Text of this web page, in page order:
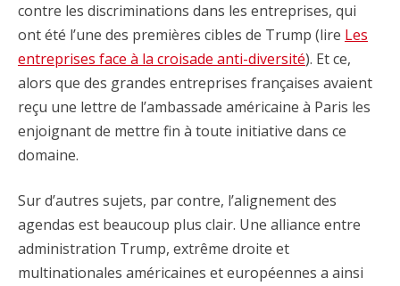
contre les discriminations dans les entreprises, qui
ont été l’une des premières cibles de Trump (lire Les
entreprises face à la croisade anti-diversité). Et ce,
alors que des grandes entreprises françaises avaient
reçu une lettre de l’ambassade américaine à Paris les
enjoignant de mettre fin à toute initiative dans ce
domaine.
Sur d’autres sujets, par contre, l’alignement des
agendas est beaucoup plus clair. Une alliance entre
administration Trump, extrême droite et
multinationales américaines et européennes a ainsi